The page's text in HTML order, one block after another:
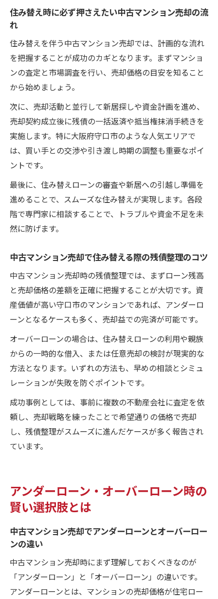
住み替え時に必ず押さえたい中古マンション売却の流
れ
住み替えを伴う中古マンション売却では、計画的な流れ
を把握することが成功のカギとなります。まずマンショ
ンの査定と市場調査を行い、売却価格の目安を知ること
から始めましょう。
次に、売却活動と並行して新居探しや資金計画を進め、
売却契約成立後に残債の一括返済や抵当権抹消手続きを
実施します。特に大阪府守口市のような人気エリアで
は、買い手との交渉や引き渡し時期の調整も重要なポイ
ントです。
最後に、住み替えローンの審査や新居への引越し準備を
進めることで、スムーズな住み替えが実現します。各段
階で専門家に相談することで、トラブルや資金不足を未
然に防げます。
中古マンション売却で住み替える際の残債整理のコツ
中古マンション売却時の残債整理では、まずローン残高
と売却価格の差額を正確に把握することが大切です。資
産価値が高い守口市のマンションであれば、アンダーロ
ーンとなるケースも多く、売却益での完済が可能です。
オーバーローンの場合は、住み替えローンの利用や親族
からの一時的な借入、または任意売却の検討が現実的な
方法となります。いずれの方法も、早めの相談とシミュ
レーションが失敗を防ぐポイントです。
成功事例としては、事前に複数の不動産会社に査定を依
頼し、売却戦略を練ったことで希望通りの価格で売却
し、残債整理がスムーズに進んだケースが多く報告され
ています。
アンダーローン・オーバーローン時の
賢い選択肢とは
中古マンション売却でアンダーローンとオーバーロー
ンの違い
中古マンション売却時にまず理解しておくべきなのが
「アンダーローン」と「オーバーローン」の違いです。
アンダーローンとは、マンションの売却価格が住宅ロー